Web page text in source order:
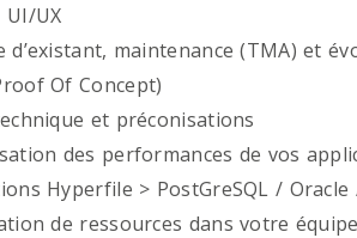
UX
maintenance (TMA) et
Of Concept)
et préconisations
des performances de vos
Hyperfile > PostGreSQL / Oracle
de ressources dans votre équipe